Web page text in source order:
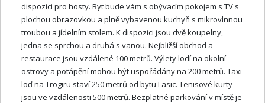
dispozici pro hosty. Byt bude vám s obývacím pokojem s TV s
plochou obrazovkou a plně vybavenou kuchyň s mikrovlnnou
troubou a jídelním stolem. K dispozici jsou dvě koupelny,
jedna se sprchou a druhá s vanou. Nejbližší obchod a
restaurace jsou vzdálené 100 metrů. Výlety lodí na okolní
ostrovy a potápění mohou být uspořádány na 200 metrů. Taxi
loď na Trogiru staví 250 metrů od bytu Lasic. Tenisové kurty
jsou ve vzdálenosti 500 metrů. Bezplatné parkování v místě je